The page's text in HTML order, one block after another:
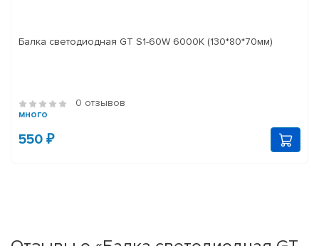
Балка светодиодная GT S1-60W 6000K (130*80*70мм)
0 отзывов
много
550 ₽